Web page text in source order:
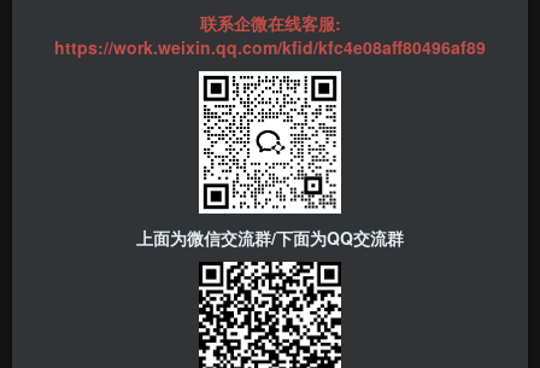
使用 ACDSee Pro 捕获、修饰然后分享您的相片。
ACDSee Pro iPhone 应用程序结合创新的相机、强力的
相片编辑器以及便利的拼贴画制作工具，提供所有您需
要的工具，让您拥有绝佳的移动摄影体验。
原价：40元 限时免费
购买时请注意价格是否0元
苹果识别下方二维码直达商店安装
联系企微在线客服:
https://work.weixin.qq.com/kfid/kfc4e08aff80496af89
上面为微信交流群/下面为QQ交流群